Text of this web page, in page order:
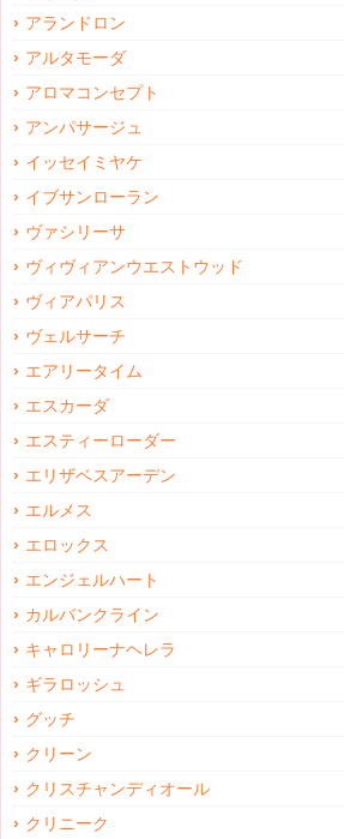
アランドロン
アルタモーダ
アロマコンセプト
アンパサージュ
イッセイミヤケ
イブサンローラン
ヴァシリーサ
ヴィヴィアンウエストウッド
ヴィアパリス
ヴェルサーチ
エアリータイム
エスカーダ
エスティーローダー
エリザベスアーデン
エルメス
エロックス
エンジェルハート
カルバンクライン
キャロリーナヘレラ
ギラロッシュ
グッチ
クリーン
クリスチャンディオール
クリニーク